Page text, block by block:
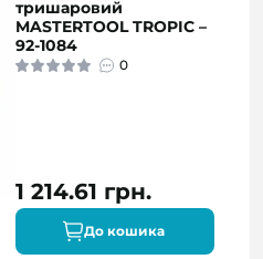
тришаровий
MASTERTOOL TROPIC –
92-1084
0
1 214.61 грн.
До кошика